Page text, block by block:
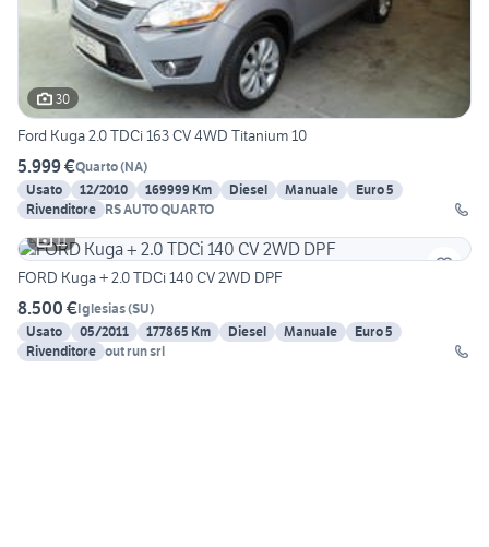
30
Ford Kuga 2.0 TDCi 163 CV 4WD Titanium 10
5.999 €Quarto(NA)
Usato
12/2010 169999 Km Diesel Manuale
Euro 5
Rivenditore RS AUTO QUARTO
11
FORD Kuga + 2.0 TDCi 140 CV 2WD DPF
8.500 €Iglesias(SU)
Usato
05/2011 177865 Km Diesel Manuale
Euro 5
Rivenditore out run srl